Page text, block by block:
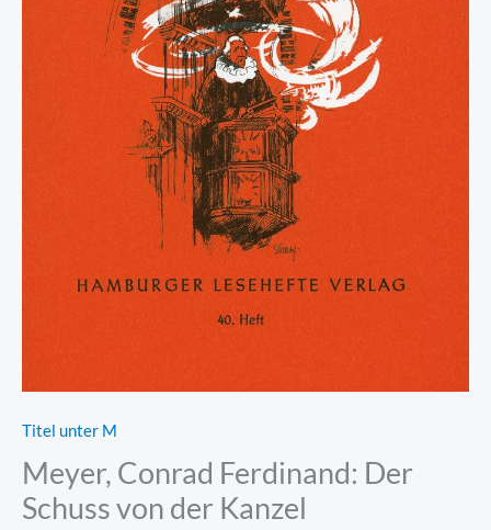
Titel unter M
Meyer, Conrad Ferdinand: Der
Schuss von der Kanzel